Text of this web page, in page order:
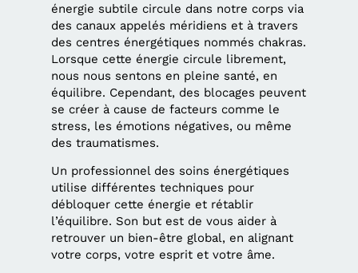
énergie subtile circule dans notre corps via
des canaux appelés méridiens et à travers
des centres énergétiques nommés chakras.
Lorsque cette énergie circule librement,
nous nous sentons en pleine santé, en
équilibre. Cependant, des blocages peuvent
se créer à cause de facteurs comme le
stress, les émotions négatives, ou même
des traumatismes.
Un professionnel des soins énergétiques
utilise différentes techniques pour
débloquer cette énergie et rétablir
l’équilibre. Son but est de vous aider à
retrouver un bien-être global, en alignant
votre corps, votre esprit et votre âme.